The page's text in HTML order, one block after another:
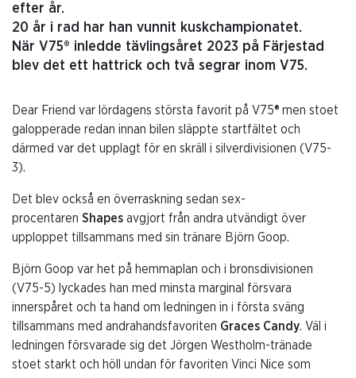
efter år.
20 år i rad har han vunnit kuskchampionatet.
När V75® inledde tävlingsåret 2023 på Färjestad
blev det ett hattrick och två segrar inom V75.
Dear Friend var lördagens största favorit på V75® men stoet
galopperade redan innan bilen släppte startfältet och
därmed var det upplagt för en skräll i silverdivisionen (V75-
3).
Det blev också en överraskning sedan sex-
procentaren Shapes avgjort från andra utvändigt över
upploppet tillsammans med sin tränare Björn Goop.
Björn Goop var het på hemmaplan och i bronsdivisionen
(V75-5) lyckades han med minsta marginal försvara
innerspåret och ta hand om ledningen in i första sväng
tillsammans med andrahandsfavoriten Graces Candy. Väl i
ledningen försvarade sig det Jörgen Westholm-tränade
stoet starkt och höll undan för favoriten Vinci Nice som